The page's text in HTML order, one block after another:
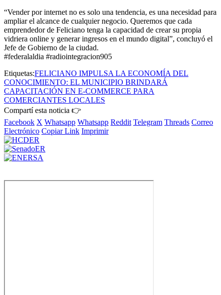
“Vender por internet no es solo una tendencia, es una necesidad para
ampliar el alcance de cualquier negocio. Queremos que cada
emprendedor de Feliciano tenga la capacidad de crear su propia
vidriera online y generar ingresos en el mundo digital”, concluyó el
Jefe de Gobierno de la ciudad.
#federalaldia #radiointegracion905
Etiquetas:FELICIANO IMPULSA LA ECONOMÍA DEL
CONOCIMIENTO: EL MUNICIPIO BRINDARÁ
CAPACITACIÓN EN E-COMMERCE PARA
COMERCIANTES LOCALES
Compartí esta noticia 👉
Facebook X Whatsapp Whatsapp Reddit Telegram Threads Correo
Electrónico Copiar Link Imprimir